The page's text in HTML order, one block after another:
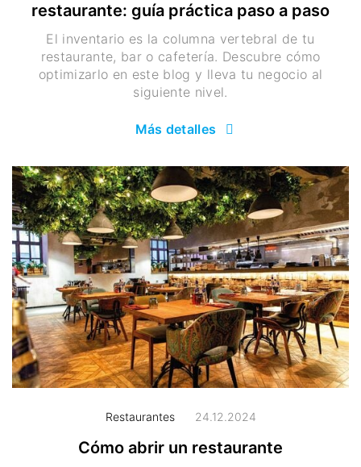
restaurante: guía práctica paso a paso
El inventario es la columna vertebral de tu
restaurante, bar o cafetería. Descubre cómo
optimizarlo en este blog y lleva tu negocio al
siguiente nivel.
Más detalles
Restaurantes 24.12.2024
Cómo abrir un restaurante